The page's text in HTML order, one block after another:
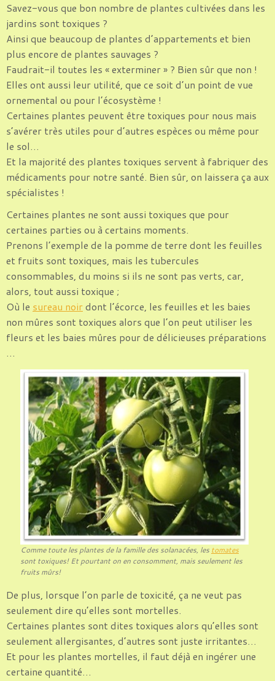
Savez-vous que bon nombre de plantes cultivées dans les
jardins sont toxiques ?
Ainsi que beaucoup de plantes d’appartements et bien
plus encore de plantes sauvages ?
Faudrait-il toutes les « exterminer » ? Bien sûr que non !
Elles ont aussi leur utilité, que ce soit d’un point de vue
ornemental ou pour l’écosystème !
Certaines plantes peuvent être toxiques pour nous mais
s’avérer très utiles pour d’autres espèces ou même pour
le sol…
Et la majorité des plantes toxiques servent à fabriquer des
médicaments pour notre santé. Bien sûr, on laissera ça aux
spécialistes !
Certaines plantes ne sont aussi toxiques que pour
certaines parties ou à certains moments.
Prenons l’exemple de la pomme de terre dont les feuilles
et fruits sont toxiques, mais les tubercules
consommables, du moins si ils ne sont pas verts, car,
alors, tout aussi toxique ;
Où le sureau noirdont l’écorce, les feuilles et les baies
non mûres sont toxiques alors que l’on peut utiliser les
fleurs et les baies mûres pour de délicieuses préparations
…
Comme toute les plantes de la famille des solanacées, les tomates
sont toxiques! Et pourtant on en consomment, mais seulement les
fruits mûrs!
De plus, lorsque l’on parle de toxicité, ça ne veut pas
seulement dire qu’elles sont mortelles.
Certaines plantes sont dites toxiques alors qu’elles sont
seulement allergisantes, d’autres sont juste irritantes…
Et pour les plantes mortelles, il faut déjà en ingérer une
certaine quantité…